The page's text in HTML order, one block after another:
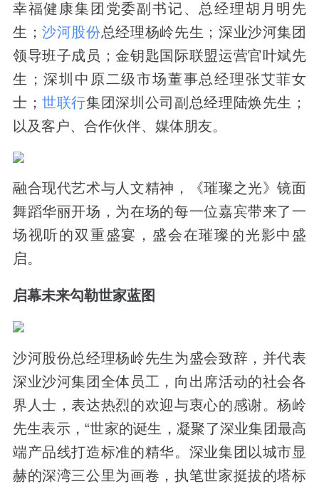
幸福健康集团党委副书记、总经理胡月明先
生； 沙河股份总经理杨岭先生；深业沙河集团
领导班子成员；金钥匙国际联盟运营官叶斌先
生；深圳中原二级市场董事总经理张艾菲女
士； 世联行集团深圳公司副总经理陆焕先生；
以及客户、合作伙伴、媒体朋友。
融合现代艺术与人文精神，《璀璨之光》镜面
舞蹈华丽开场，为在场的每一位嘉宾带来了一
场视听的双重盛宴，盛会在璀璨的光影中盛
启。
启幕未来勾勒世家蓝图
沙河股份总经理杨岭先生为盛会致辞，并代表
深业沙河集团全体员工，向出席活动的社会各
界人士，表达热烈的欢迎与衷心的感谢。杨岭
先生表示，“世家的诞生，凝聚了深业集团最高
端产品线打造标准的精华。深业集团以城市显
赫的深湾三公里为画卷，执笔世家挺拔的塔标